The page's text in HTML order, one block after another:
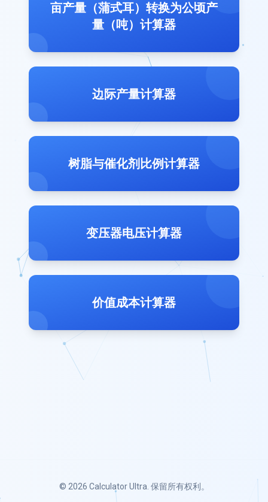
亩产量（蒲式耳）转换为公顷产
量（吨）计算器
边际产量计算器
树脂与催化剂比例计算器
变压器电压计算器
价值成本计算器
© 2026 Calculator Ultra . 保留所有权利。